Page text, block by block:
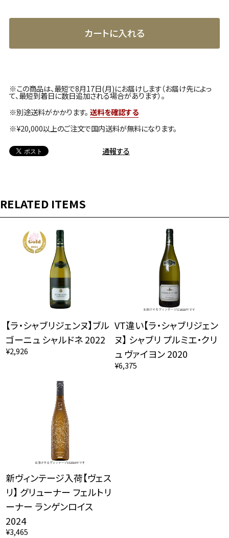
カートに入れる
※この商品は、最短で8月17日(月)にお届けします（お届け先によっ
て、最短到着日に数日追加される場合があります）。
※別途送料がかかります。 送料を確認する
※¥20,000以上のご注文で国内送料が無料になります。
通報する
RELATED ITEMS
【ラ・シャブリジェンヌ】ブル
ゴーニュ シャルドネ 2022
¥2,926
VT違い【ラ・シャブリジェン
ヌ】 シャブリ プルミエ・クリ
ュ ヴァイヨン 2020
¥6,375
新ヴィンテージ入荷【ヴェス
リ】 グリューナー フェルトリ
ーナー ランゲンロイス
2024
¥3,465